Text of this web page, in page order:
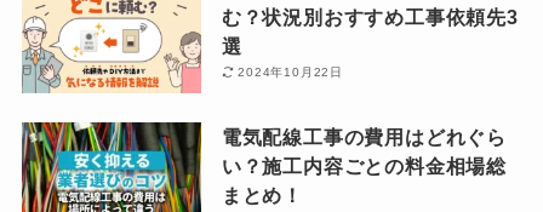
む？状況別おすすめ工事依頼先3
選
2024年10月22日
電気配線工事の費用はどれぐら
い？施工内容ごとの料金相場総
まとめ！